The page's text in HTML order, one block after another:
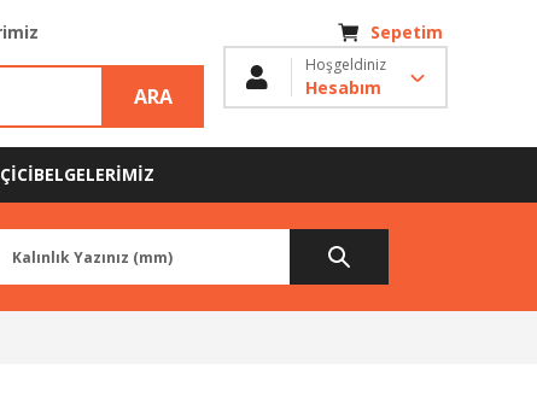
ARA
Sepetim
Hoşgeldiniz
Hesabım
BELGELERİMİZ